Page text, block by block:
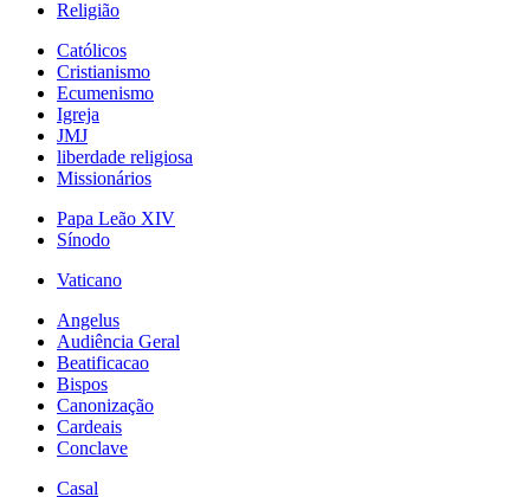
Religião
Católicos
Cristianismo
Ecumenismo
Igreja
JMJ
liberdade religiosa
Missionários
Papa Leão XIV
Sínodo
Vaticano
Angelus
Audiência Geral
Beatificacao
Bispos
Canonização
Cardeais
Conclave
Casal